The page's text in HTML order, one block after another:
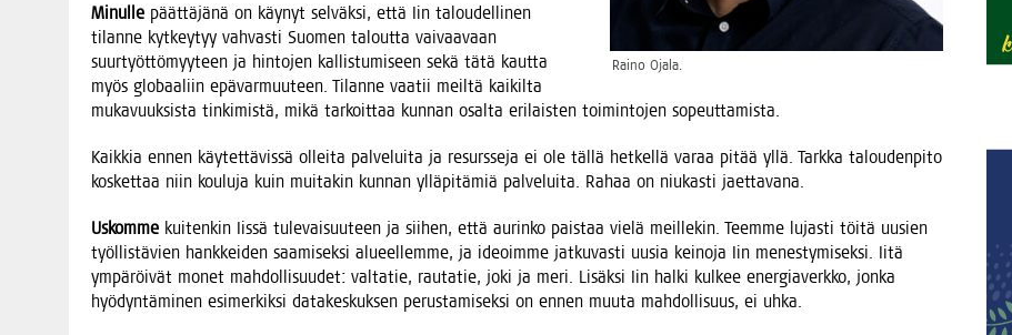
Rai­no Ojala.
Minul­le päät­tä­jä­nä on käy­nyt sel­väk­si, että Iin talou­del­li­nen
tilan­ne kyt­key­tyy vah­vas­ti Suo­men talout­ta vai­vaa­vaan
suur­työt­tö­myy­teen ja hin­to­jen kal­lis­tu­mi­seen sekä tätä kaut­ta
myös glo­baa­liin epä­var­muu­teen. Tilan­ne vaa­tii meil­tä kai­kil­ta
muka­vuuk­sis­ta tin­ki­mis­tä, mikä tar­koit­taa kun­nan osal­ta eri­lais­ten toi­min­to­jen sopeuttamista.
Kaik­kia ennen käy­tet­tä­vis­sä ollei­ta pal­ve­lui­ta ja resurs­se­ja ei ole täl­lä het­kel­lä varaa pitää yllä. Tark­ka talou­den­pi­to
kos­ket­taa niin kou­lu­ja kuin mui­ta­kin kun­nan yllä­pi­tä­miä pal­ve­lui­ta. Rahaa on niu­kas­ti jaettavana.
Uskom­me kui­ten­kin Iis­sä tule­vai­suu­teen ja sii­hen, että aurin­ko pais­taa vie­lä meil­le­kin. Teem­me lujas­ti töi­tä uusien
työl­lis­tä­vien hank­kei­den saa­mi­sek­si alu­eel­lem­me, ja ideoim­me jat­ku­vas­ti uusia kei­no­ja Iin menes­ty­mi­sek­si. Iitä
ympä­röi­vät monet mah­dol­li­suu­det: val­ta­tie, rau­ta­tie, joki ja meri. Lisäk­si Iin hal­ki kul­kee ener­gia­verk­ko, jon­ka
hyö­dyn­tä­mi­nen esi­mer­kik­si data­kes­kuk­sen perus­ta­mi­sek­si on ennen muu­ta mah­dol­li­suus, ei uhka.